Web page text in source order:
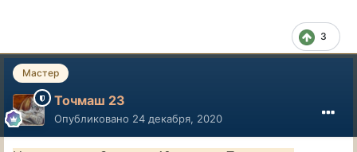
3
Мастер
Точмаш 23
Опубликовано 24 декабря, 2020